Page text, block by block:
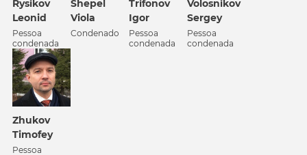
Rysikov
Leonid
Pessoa
condenada
Shepel
Viola
Condenado
Trifonov
Igor
Pessoa
condenada
Volosnikov
Sergey
Pessoa
condenada
Zhukov
Timofey
Pessoa